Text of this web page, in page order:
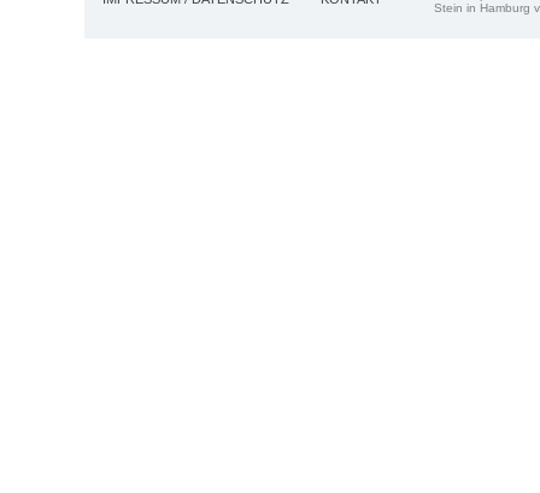
Stein in Hamburg